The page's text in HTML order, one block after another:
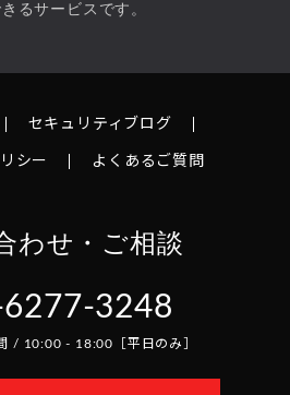
るサービスです。
セキュリティブログ
シー よくあるご質問
わせ・ご相談
3248
/ 10:00 - 18:00［平日のみ］